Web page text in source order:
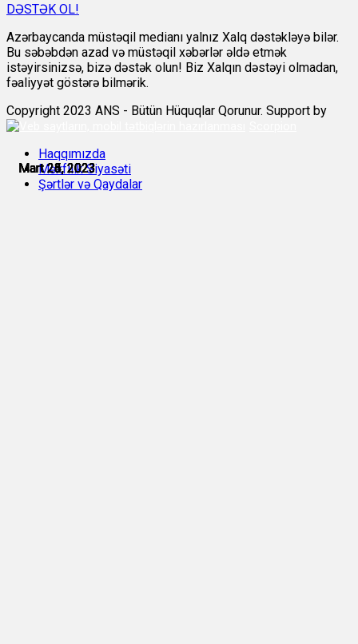
Mart 23, 2023
Mart 23, 2023
Mart 24, 2023
Mart 25, 2023
Mart 25, 2023
Mart 26, 2023
DƏSTƏK OL!
Azərbaycanda müstəqil medianı yalnız Xalq dəstəkləyə bilər.
Bu səbəbdən azad və müstəqil xəbərlər əldə etmək
istəyirsinizsə, bizə dəstək olun! Biz Xalqın dəstəyi olmadan,
fəaliyyət göstərə bilmərik.
Copyright 2023 ANS - Bütün Hüquqlar Qorunur. Support by
Haqqımızda
Məxfilik Siyasəti
Şərtlər və Qaydalar